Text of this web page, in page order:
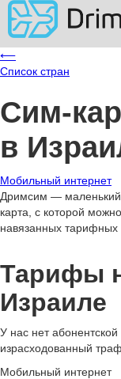
⟵
Список стран
Сим-
в
Мобильный интернет
Дримсим — маленький
карта, с которой
навязанных тарифных
Тарифы
Израиле
У нас нет
израсходованный
Мобильный интернет